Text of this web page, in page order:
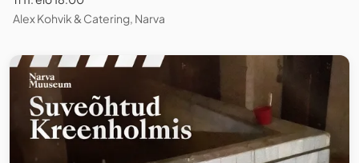
Alex Kohvik & Catering, Narva